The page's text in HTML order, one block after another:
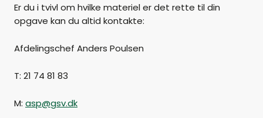
Er du i tvivl om hvilke materiel er det rette til din
opgave kan du altid kontakte:
Afdelingschef Anders Poulsen
T: 21 74 81 83
M: asp@gsv.dk